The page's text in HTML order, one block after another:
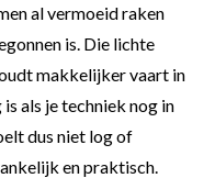
al vermoeid raken
is. Die lichte
makkelijker vaart in
als je techniek nog in
dus niet log of
en praktisch.